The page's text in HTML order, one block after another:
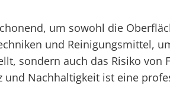
um sowohl die
und Reinigungsmittel,
sondern auch das Risiko von
Nachhaltigkeit ist eine